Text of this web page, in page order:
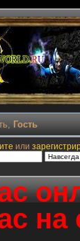
Гость
или
на